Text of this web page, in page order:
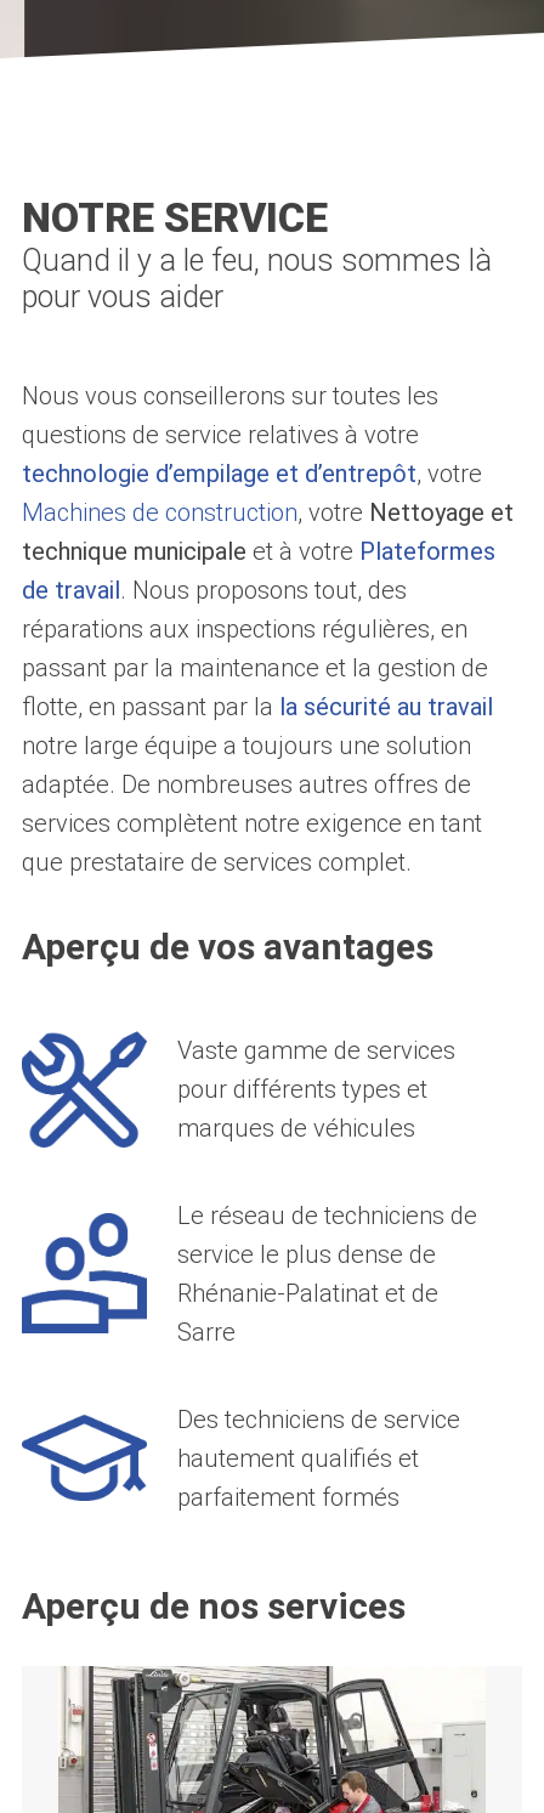
Quand il y a le feu, nous sommes là
pour vous aider
NOTRE SERVICE
Nous vous conseillerons sur toutes les
questions de service relatives à votre
technologie d’empilage et d’entrepôt, votre
Machines de construction, votre Nettoyage et
technique municipale et à votre Plateformes
de travail. Nous proposons tout, des
réparations aux inspections régulières, en
passant par la maintenance et la gestion de
flotte, en passant par la la sécurité au travail
notre large équipe a toujours une solution
adaptée. De nombreuses autres offres de
services complètent notre exigence en tant
que prestataire de services complet.
Aperçu de vos avantages
Vaste gamme de services
pour différents types et
marques de véhicules
Le réseau de techniciens de
service le plus dense de
Rhénanie-Palatinat et de
Sarre
Des techniciens de service
hautement qualifiés et
parfaitement formés
Aperçu de nos services